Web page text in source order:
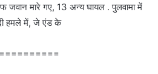
जवान मारे गए, 13 अन्य घायल . पुलवामा में
हमले में, जे एंड के